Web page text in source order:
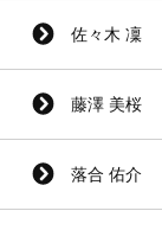
佐々木 凜
藤澤 美桜
落合 佑介